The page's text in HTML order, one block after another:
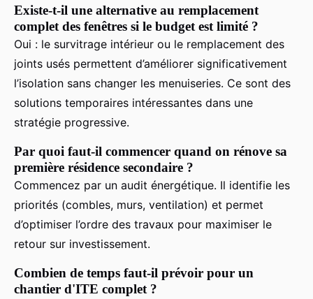
Existe-t-il une alternative au remplacement
complet des fenêtres si le budget est limité ?
Oui : le survitrage intérieur ou le remplacement des
joints usés permettent d’améliorer significativement
l’isolation sans changer les menuiseries. Ce sont des
solutions temporaires intéressantes dans une
stratégie progressive.
Par quoi faut-il commencer quand on rénove sa
première résidence secondaire ?
Commencez par un audit énergétique. Il identifie les
priorités (combles, murs, ventilation) et permet
d’optimiser l’ordre des travaux pour maximiser le
retour sur investissement.
Combien de temps faut-il prévoir pour un
chantier d'ITE complet ?